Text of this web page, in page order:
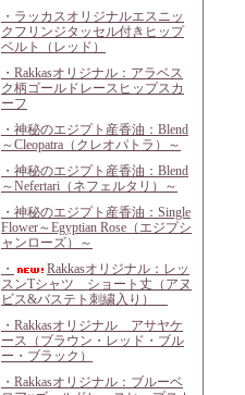
・ラッカスオリジナルエスニッ
クフリンジタッセル付きヒップ
ベルト（レッド）
・Rakkasオリジナル：アラベス
ク柄ゴールドレースヒップスカ
ーフ
・神秘のエジプト産香油：Blend
～Cleopatra（クレオパトラ）～
・神秘のエジプト産香油：Blend
～Nefertari（ネフェルタリ）～
・神秘のエジプト産香油：Single
Flower～Egyptian Rose（エジプシ
ャンローズ）～
・
Rakkasオリジナル：レッ
スンTシャツ ショート丈（アヌ
ビス&バステト刺繍入り）
・Rakkasオリジナル アサヤケ
ース（ブラウン・レッド・ブル
ー・ブラック）
・Rakkasオリジナル：ブルーベ